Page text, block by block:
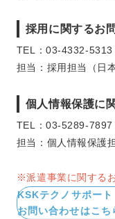
採⽤に関するお
TEL：03-4332-
担当：採用担当（日
個人情報保護に
TEL：03-5289-7897
担当：個⼈情報保護
※派遣事業に関する
KSKテクノサポー
お問い合わせはこち